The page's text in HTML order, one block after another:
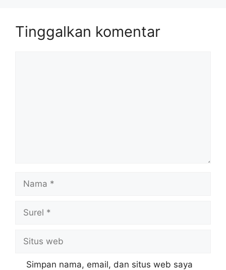
Tinggalkan komentar
web
Simpan nama, email, dan situs web saya